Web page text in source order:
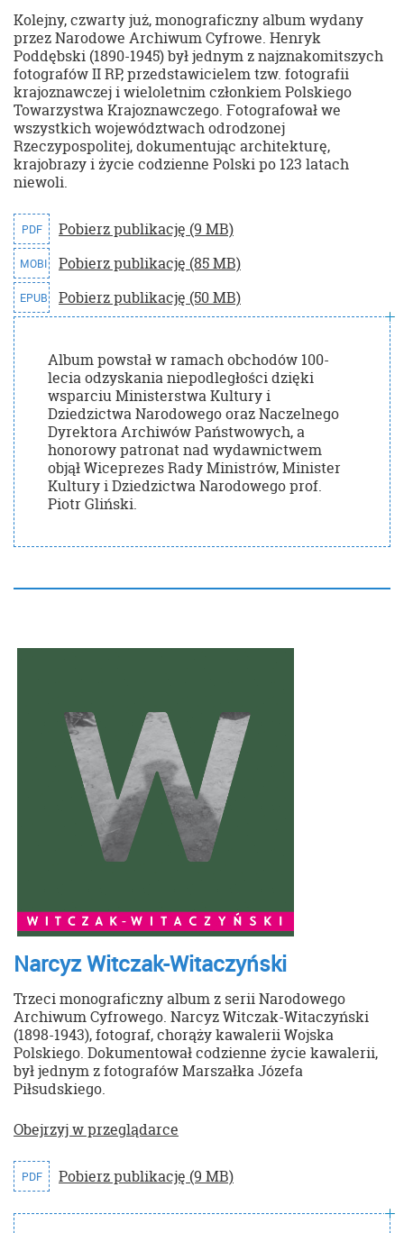
Kolejny, czwarty już, monograficzny album wydany
przez Narodowe Archiwum Cyfrowe. Henryk
Poddębski (1890-1945) był jednym z najznakomitszych
fotografów II RP, przedstawicielem tzw. fotografii
krajoznawczej i wieloletnim członkiem Polskiego
Towarzystwa Krajoznawczego. Fotografował we
wszystkich województwach odrodzonej
Rzeczypospolitej, dokumentując architekturę,
krajobrazy i życie codzienne Polski po 123 latach
niewoli.
PDF Pobierz publikację (9 MB)
MOBI Pobierz publikację (85 MB)
EPUB Pobierz publikację (50 MB)
Album powstał w ramach obchodów 100-
lecia odzyskania niepodległości dzięki
wsparciu Ministerstwa Kultury i
Dziedzictwa Narodowego oraz Naczelnego
Dyrektora Archiwów Państwowych, a
honorowy patronat nad wydawnictwem
objął Wiceprezes Rady Ministrów, Minister
Kultury i Dziedzictwa Narodowego prof.
Piotr Gliński.
Narcyz Witczak-Witaczyński
Trzeci monograficzny album z serii Narodowego
Archiwum Cyfrowego. Narcyz Witczak-Witaczyński
(1898-1943), fotograf, chorąży kawalerii Wojska
Polskiego. Dokumentował codzienne życie kawalerii,
był jednym z fotografów Marszałka Józefa
Piłsudskiego.
Obejrzyj w przeglądarce
PDF Pobierz publikację (9 MB)